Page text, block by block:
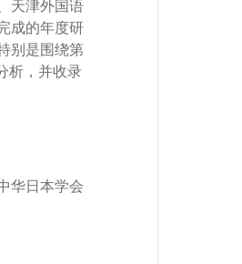
天津外国语
成的年度研
别是围绕第
析，并收录
华日本学会